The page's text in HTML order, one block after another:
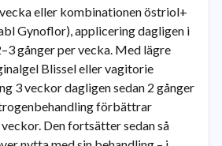
eller kombinationen östriol+
Gynoflor), applicering dagligen i
gånger per vecka. Med lägre
Blissel eller vagitorie
3 veckor dagligen sedan 2 gånger
förbättrar
Den fortsätter sedan så